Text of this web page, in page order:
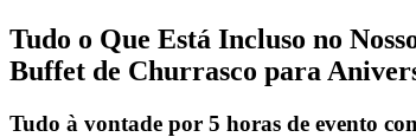
Tudo o Que Está Incluso no
Buffet de Churrasco para
Tudo à vontade por 5 horas de evento